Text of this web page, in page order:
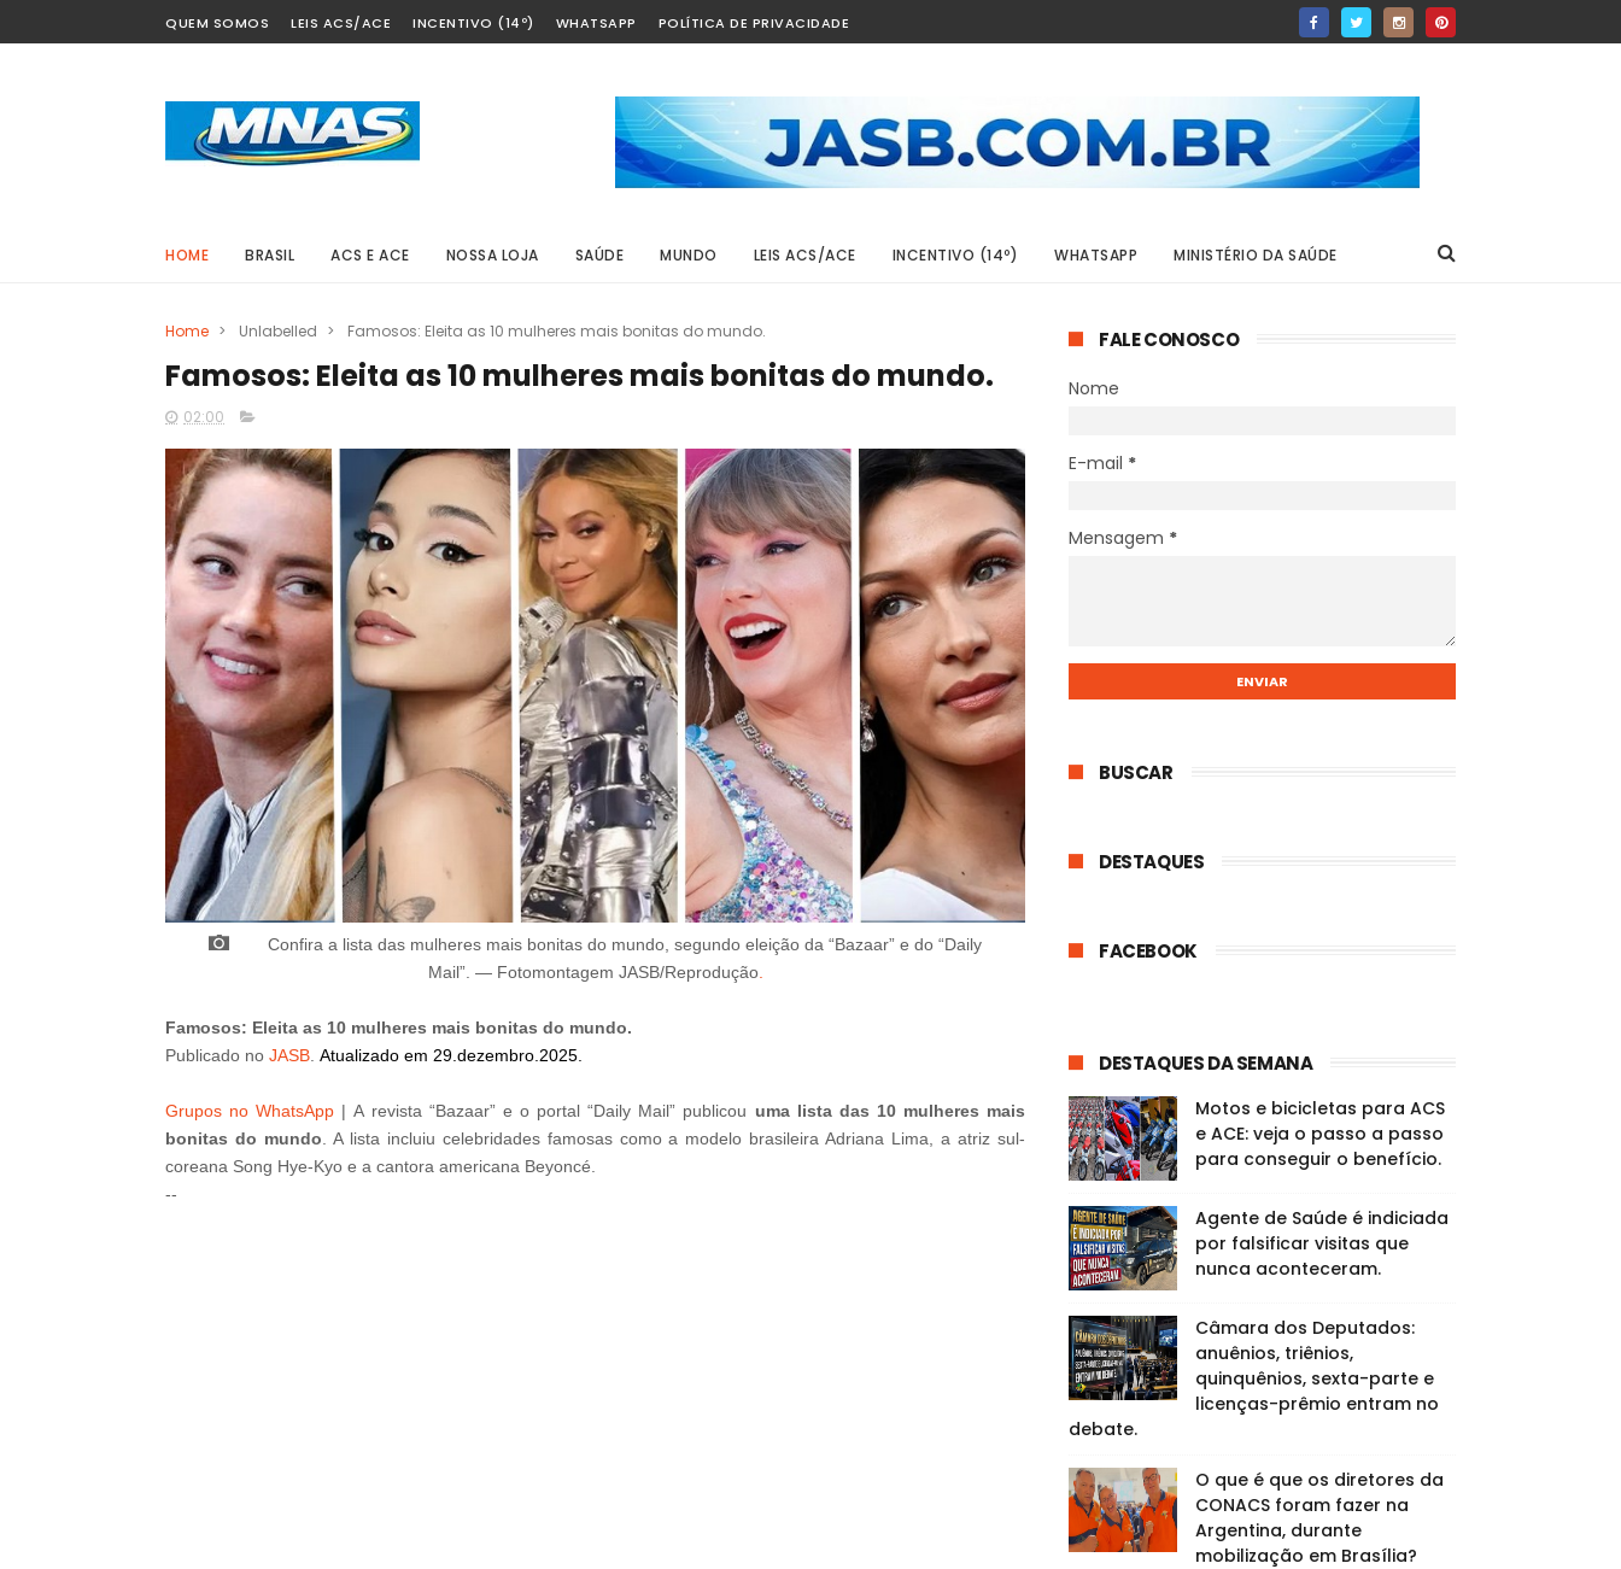
QUEM SOMOS LEIS ACS/ACE INCENTIVO (14º) WHATSAPP POLÍTICA DE PRIVACIDADE
HOME BRASIL ACS E ACE NOSSA LOJA SAÚDE MUNDO LEIS ACS/ACE INCENTIVO (14º) WHATSAPP MINISTÉRIO DA SAÚDE
Home > Unlabelled > Famosos: Eleita as 10 mulheres mais bonitas do mundo.
Famosos: Eleita as 10 mulheres mais bonitas do mundo.
02:00
Confira a lista das mulheres mais bonitas do mundo, segundo eleição da“Bazaar” e do “Daily
Mail”. — Fotomontagem JASB/Reprodução.
Famosos: Eleita as 10 mulheres mais bonitas do mundo.
Publicado no JASB Atualizado em 29 dezembro.2025.
Grupos no WhatsApp |A revista “Bazaar” e o portal “Daily Mail” publicou uma lista das 10 mulheres mais
bonitas do mundo . A lista incluiu celebridades famosas como a modelo brasileira Adriana Lima, a atriz sul-
coreana Song Hye-Kyo e a cantora americana Beyoncé.
--
FALE CONOSCO
Nome
E-mail *
Mensagem *
BUSCAR
DESTAQUES
FACEBOOK
DESTAQUES DA SEMANA
Motos e bicicletas para ACS
e ACE: veja o passo a passo
para conseguir o benefício.
Agente de Saúde é indiciada
por falsificar visitas que
nunca aconteceram.
Câmara dos Deputados:
anuênios, triênios,
quinquênios, sexta-parte e
licenças-prêmio entram no
debate.
O que é que os diretores da
CONACS foram fazer na
Argentina, durante
mobilização em Brasília?